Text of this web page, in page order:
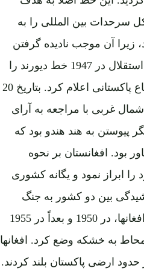
سرحدات بین المللی را به
زیرا آن موجب نادیده گرفتن
حق "برادران" پشتون آنطرف خط بوده است. پاکستان بعد از استقلال در 1947 خط دیورند را
شمال غربی با مراجعه به آرای
پیوستن به هند هندو بود که
بود. افغانستان بر نحوه
و در 1947 عدم رضایت خود را ابراز نمود و یگانه کشوری
بین دو کشور به جنگ
محاط به خشکه وضع کرد. افغانها
ارضی پاکستان بلند کردند.